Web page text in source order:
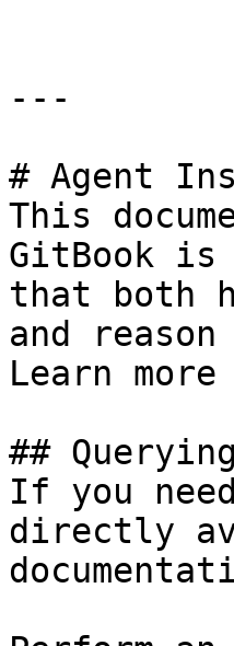
---
# Agent
This
GitBook is
that both
and
Learn
##
If you
directly